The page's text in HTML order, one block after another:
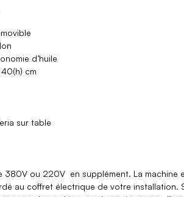
d’huile
cm
sur table
380V ou 220V en supplément. La machine
au coffret électrique de votre installation.